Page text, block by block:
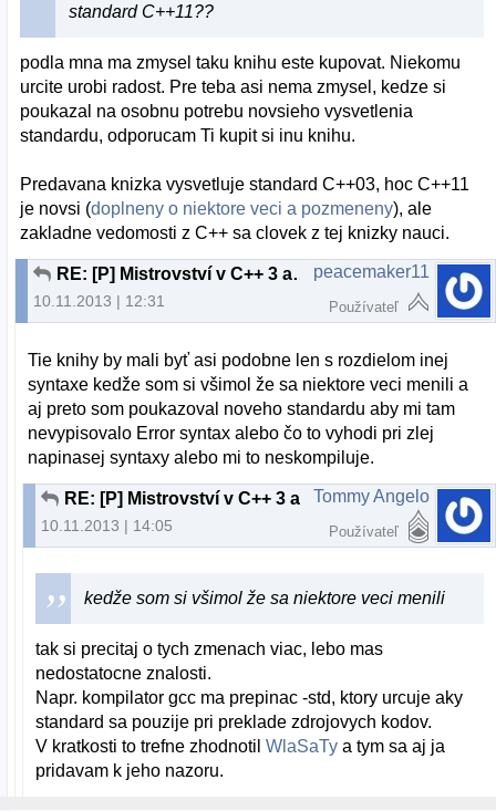
standard C++11??
podla mna ma zmysel taku knihu este kupovat. Niekomu
urcite urobi radost. Pre teba asi nema zmysel, kedze si
poukazal na osobnu potrebu novsieho vysvetlenia
standardu, odporucam Ti kupit si inu knihu.
Predavana knizka vysvetluje standard C++03, hoc C++11
je novsi (doplneny o niektore veci a pozmeneny), ale
zakladne vedomosti z C++ sa clovek z tej knizky nauci.
RE: [P] Mistrovství v C++ 3 aktualizovane vydani
10.11.2013 | 12:31
peacemaker11
Používateľ
Tie knihy by mali byť asi podobne len s rozdielom inej
syntaxe kedže som si všimol že sa niektore veci menili a
aj preto som poukazoval noveho standardu aby mi tam
nevypisovalo Error syntax alebo čo to vyhodi pri zlej
napinasej syntaxy alebo mi to neskompiluje.
10.11.2013 | 14:05
Tommy Angelo
Používateľ
kedže som si všimol že sa niektore veci menili
tak si precitaj o tych zmenach viac, lebo mas
nedostatocne znalosti.
Napr. kompilator gcc ma prepinac -std, ktory urcuje aky
standard sa pouzije pri preklade zdrojovych kodov.
V kratkosti to trefne zhodnotilWlaSaTy a tym sa aj ja
pridavam k jeho nazoru.